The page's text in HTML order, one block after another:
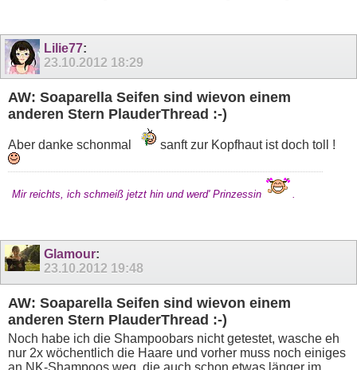
Lilie77:
23.10.2012 18:29
AW: Soaparella Seifen sind wievon einem
anderen Stern PlauderThread :-)
Aber danke schonmal sanft zur Kopfhaut ist doch toll !
Mir reichts, ich schmeiß jetzt hin und werd' Prinzessin
Glamour:
23.10.2012 19:48
AW: Soaparella Seifen sind wievon einem
anderen Stern PlauderThread :-)
Noch habe ich die Shampoobars nicht getestet, wasche eh
nur 2x wöchentlich die Haare und vorher muss noch einiges
an NK-Shampoos weg, die auch schon etwas länger im